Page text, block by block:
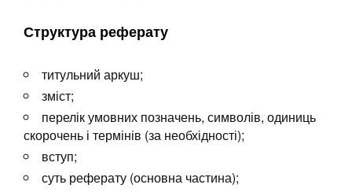
Структура реферату
титульний аркуш;
зміст;
перелік умовних позначень, символів, одиниць
скорочень і термінів (за необхідності);
вступ;
суть реферату (основна частина);